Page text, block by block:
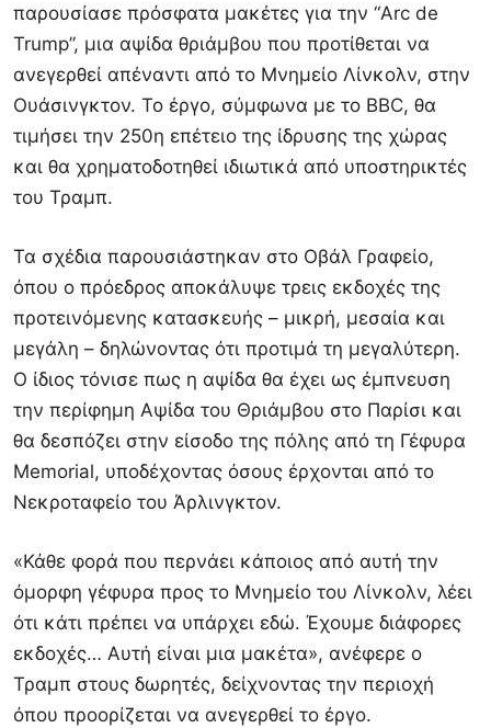
παρουσίασε πρόσφατα μακέτες για την “Arc de
Trump”, μια αψίδα θριάμβου που προτίθεται να
ανεγερθεί απέναντι από το Μνημείο Λίνκολν, στην
Ουάσινγκτον. Το έργο, σύμφωνα με το BBC, θα
τιμήσει την 250η επέτειο της ίδρυσης της χώρας
και θα χρηματοδοτηθεί ιδιωτικά από υποστηρικτές
του Τραμπ.
Τα σχέδια παρουσιάστηκαν στο Οβάλ Γραφείο,
όπου ο πρόεδρος αποκάλυψε τρεις εκδοχές της
προτεινόμενης κατασκευής – μικρή, μεσαία και
μεγάλη – δηλώνοντας ότι προτιμά τη μεγαλύτερη.
Ο ίδιος τόνισε πως η αψίδα θα έχει ως έμπνευση
την περίφημη Αψίδα του Θριάμβου στο Παρίσι και
θα δεσπόζει στην είσοδο της πόλης από τη Γέφυρα
Memorial, υποδέχοντας όσους έρχονται από το
Νεκροταφείο του Άρλινγκτον.
«Κάθε φορά που περνάει κάποιος από αυτή την
όμορφη γέφυρα προς το Μνημείο του Λίνκολν, λέει
ότι κάτι πρέπει να υπάρχει εδώ. Έχουμε διάφορες
εκδοχές… Αυτή είναι μια μακέτα», ανέφερε ο
Τραμπ στους δωρητές, δείχνοντας την περιοχή
όπου προορίζεται να ανεγερθεί το έργο.